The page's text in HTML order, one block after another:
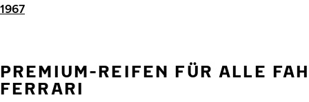
1967
PREMIUM-REIFEN FÜR ALLE
FERRARI